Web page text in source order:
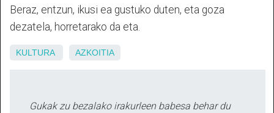
Beraz, entzun, ikusi ea gustuko duten, eta goza
dezatela, horretarako da eta.
KULTURA AZKOITIA
Gukak zu bezalako irakurleen babesa behar du